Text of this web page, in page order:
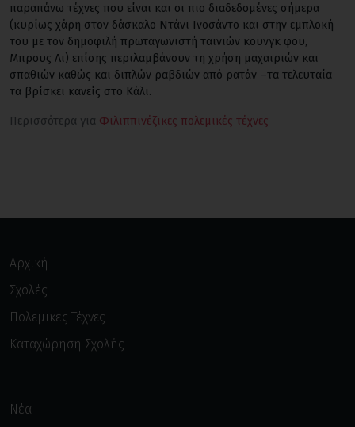
παραπάνω τέχνες που είναι και οι πιο διαδεδομένες σήμερα
(κυρίως χάρη στον δάσκαλο Ντάνι Ινοσάντο και στην εμπλοκή
του με τον δημοφιλή πρωταγωνιστή ταινιών κουνγκ φου,
Μπρους Λι) επίσης περιλαμβάνουν τη χρήση μαχαιριών και
σπαθιών καθώς και διπλών ραβδιών από ρατάν –τα τελευταία
τα βρίσκει κανείς στο Κάλι.
Περισσότερα για Φιλιππινέζικες πολεμικές τέχνες
Αρχική
Σχολές
Πολεμικές Τέχνες
Καταχώρηση Σχολής
Νέα